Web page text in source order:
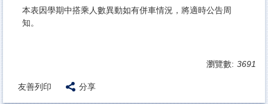
本表因學期中搭乘人數異動如有併車情況，將適時公告周
知。
瀏覽數: 3691
友善列印 分享